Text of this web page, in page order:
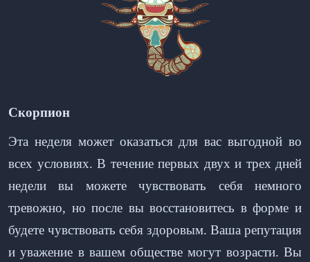
Скорпион
Эта неделя может оказаться для вас выгодной во
всех условиях. В течение первых двух и трех дней
недели вы можете чувствовать себя немного
тревожно, но после вы восстановитесь в форме и
будете чувствовать себя здоровым. Ваша репутация
и уважение в вашем обществе могут возрасти. Вы